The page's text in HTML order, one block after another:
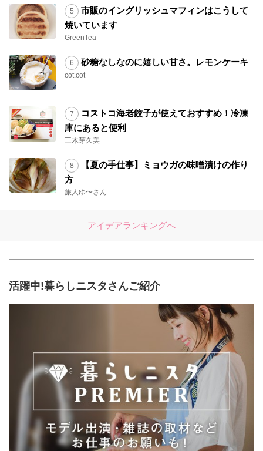
市販のイングリッシュマフィンはこうして
焼いています
GreenTea
砂糖なしなのに嬉しい甘さ。レモンケーキ
cot.cot
コストコ海老餃子が使えておすすめ！冷凍
庫にあると便利
三木芽久美
【夏の手仕事】ミョウガの味噌漬けの作り
方
旅人ゆ〜さん
アイデアランキングへ
活躍中!暮らしニスタさんご紹介